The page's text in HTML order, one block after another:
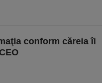
conform căreia îi